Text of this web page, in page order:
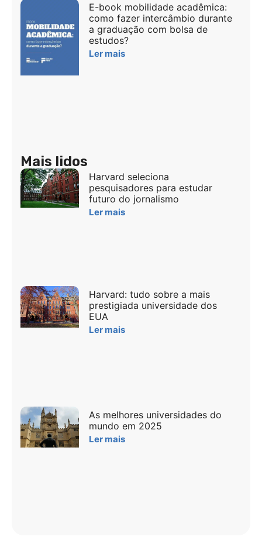
E-book mobilidade acadêmica:
como fazer intercâmbio durante
a graduação com bolsa de
estudos?
Ler mais
Mais lidos
Harvard seleciona
pesquisadores para estudar
futuro do jornalismo
Ler mais
Harvard: tudo sobre a mais
prestigiada universidade dos
EUA
Ler mais
As melhores universidades do
mundo em 2025
Ler mais